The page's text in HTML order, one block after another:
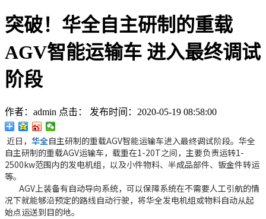
突破！华全自主研制的重载
AGV智能运输车 进入最终调试
阶段
作者：admin 点击： 发布时间：2020-05-19 08:58:00
近日， 华全自主研制的重载AGV智能运输车进入最终调试阶段。华全
自主研制的重载AGV运输车，载重在1-20T之间，主要负责运转1-
2500kw范围内的发电机组，以及小件物料、半成品部件、钣金件转运
等。
AGV上装备有自动导向系统，可以保障系统在不需要人工引航的情
况下就能够沿预定的路线自动行驶，将华全发电机组或物料自动从起
始点运送到目的地。